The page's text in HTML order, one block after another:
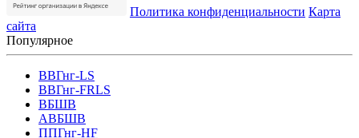
Политика конфиденциальности Карта
сайта
Популярное
ВВГнг-LS
ВВГнг-FRLS
ВБШВ
АВБШВ
ППГнг-HF